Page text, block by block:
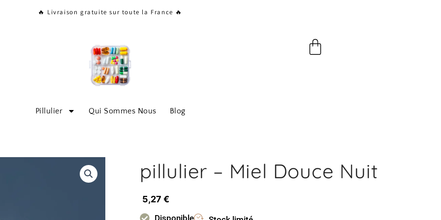
🔥 Livraison gratuite sur toute la France 🔥
Panier
Pillulier Qui Sommes Nous Blog
pillulier – Miel Douce Nuit
5,27 €
Disponible